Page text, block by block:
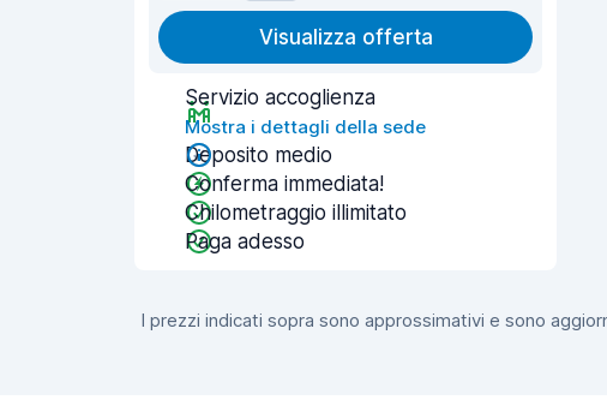
Visualizza offerta
Servizio accoglienza
Mostra i dettagli della sede
Deposito medio
Conferma immediata!
Chilometraggio illimitato
Paga adesso
I prezzi indicati sopra sono approssimativi e sono